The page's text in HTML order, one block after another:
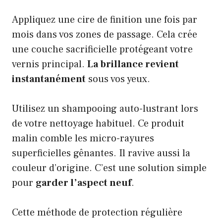
Appliquez une cire de finition une fois par
mois dans vos zones de passage. Cela crée
une couche sacrificielle protégeant votre
vernis principal. La brillance revient
instantanément sous vos yeux.
Utilisez un shampooing auto-lustrant lors
de votre nettoyage habituel. Ce produit
malin comble les micro-rayures
superficielles gênantes. Il ravive aussi la
couleur d’origine. C’est une solution simple
pour garder l’aspect neuf.
Cette méthode de protection régulière